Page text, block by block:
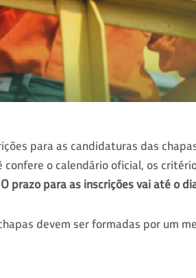
para as candidaturas das
confere o calendário oficial, os
O prazo para as inscrições vai até o
devem ser formadas por um